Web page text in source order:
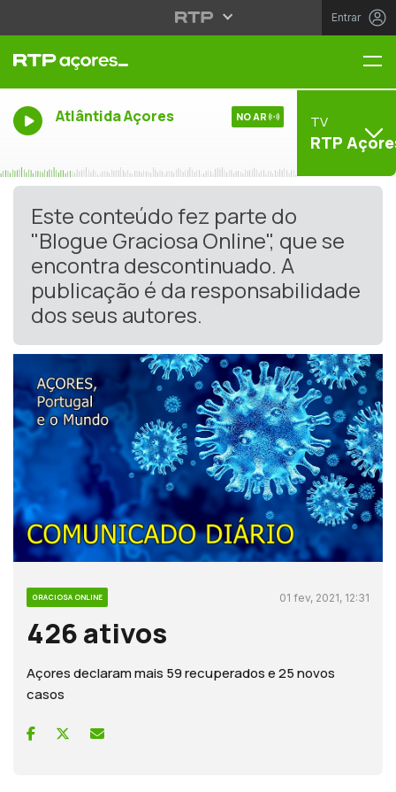
Entrar
Atlântida Açores NO AR TV
RTP
Este conteúdo fez parte do
"Blogue Graciosa Online", que se
encontra descontinuado. A
publicação é da responsabilidade
dos seus autores.
GRACIOSA ONLINE 01 fev, 2021, 12:31
426 ativos
Açores declaram mais 59 recuperados e 25 novos
casos